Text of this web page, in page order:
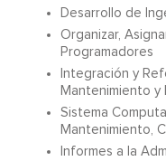
Desarrollo de
Organizar,
Programadores
Integración y
Mantenimiento y
Sistema
Mantenimiento,
Informes a la